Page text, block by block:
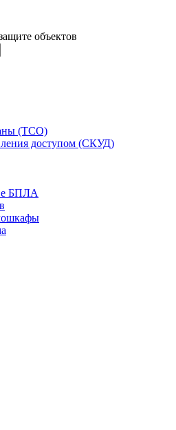
объектов
(ТСО)
доступом (СКУД)
БПЛА